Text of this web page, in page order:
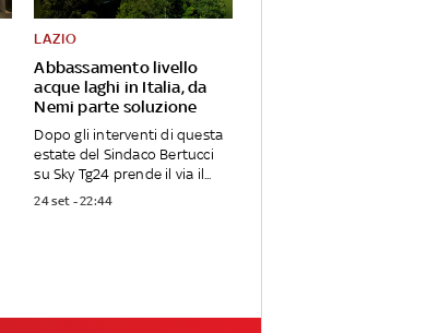
Abbassamento livello
acque laghi in Italia, da
Nemi parte soluzione
LAZIO
Dopo gli interventi di questa
estate del Sindaco Bertucci
su Sky Tg24 prende il via il...
24 set - 22:44